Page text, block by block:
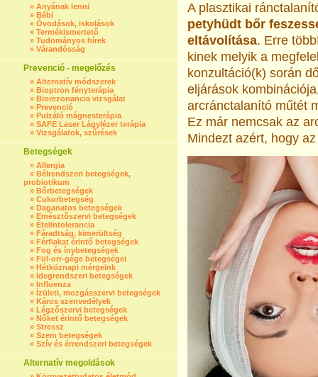
» Anyának lenni
» Bébi
» Óvodások, iskolások
» Termékismertető
» Tudományos hírek
» Várandósság
Prevenció - megelőzés
» Alternatív módszerek
» Bioptron fényterápia
» Biorezonancia vizsgálat
» Prevenció
» Pulzáló mágnesterápia
» SAFE Laser Lágylézer terápia
» Vizsgálatok, szűrések
Betegségek
» Allergia
» Bélrendszeri betegségek,
probiotikum
» Bőrbetegségek
» Cukorbetegség
» Daganatos betegségek
» Emésztőszervi betegségek
» Ételintolerancia
» Fáradtság, kimerültség
» Férfiakat érintő betegségek
» Fog és ínybetegségek
» Fül-orr-gége betegségei
» Hétköznapi mérgeink
» Idegrendszeri betegségek
» Influenza
» Ízületi, mozgásszervi betegségek
» Káros szenvedélyek
» Légzőszervi betegségek
» Nőket érintő betegségek
» Stressz
» Szem betegségek
» Szív és érrendszeri betegségek
Alternatív megoldások
A plasztikai
petyhüdt bőr
eltávolítása. Erre
kinek melyik a
konzultáció(k) során
eljárások
arcránctalanító műtét
Ez már nemcsak az
Mindezt azért, hogy